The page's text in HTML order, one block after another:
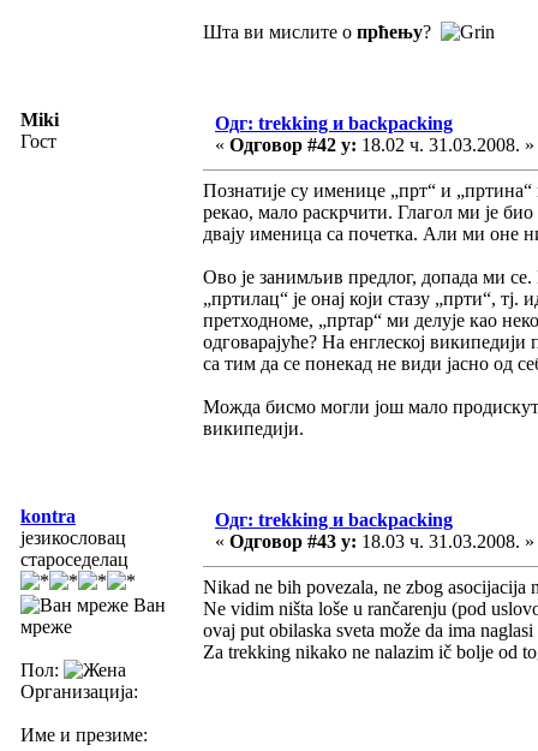
Шта ви мислите о прћењу?
Miki
Гост
Одг: trekking и backpacking
« Одговор #42 у: 18.02 ч. 31.03.2008. »
Познатије су именице „прт“ и „пртина“
рекао, мало раскрчити. Глагол ми је
двају именица са почетка. Али ми оне
Ово је занимљив предлог, допада ми
„пртилац“ је онај који стазу „прти“,
претходноме, „пртар“ ми делује као
одговарајуће? На енглеској википедији
са тим да се понекад не види јасно од
Можда бисмо могли још мало
википедији.
kontra
језикословац
староседелац
Ван
мреже
Пол:
Организација:
Име и презиме:
Одг: trekking и backpacking
« Одговор #43 у: 18.03 ч. 31.03.2008. »
Nikad ne bih povezala, ne zbog asocijacija
Ne vidim ništa loše u rančarenju (pod
ovaj put obilaska sveta može da ima
Za trekking nikako ne nalazim ič bolje od